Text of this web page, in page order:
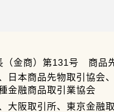
金商）第131号 商品
日本商品先物取引協会
金融商品取引業協会
大阪取引所、東京金融